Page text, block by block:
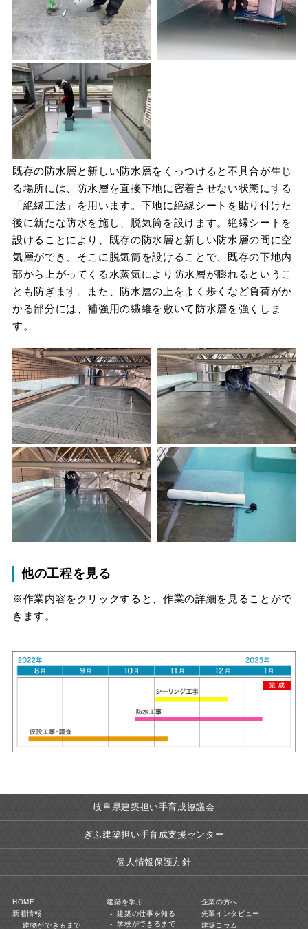
既存の防水層と新しい防水層をくっつけると不具合が生じ
る場所には、防水層を直接下地に密着させない状態にする
「絶縁工法」を用います。下地に絶縁シートを貼り付けた
後に新たな防水を施し、脱気筒を設けます。絶縁シートを
設けることにより、既存の防水層と新しい防水層の間に空
気層ができ、そこに脱気筒を設けることで、既存の下地内
部から上がってくる水蒸気により防水層が膨れるというこ
とも防ぎます。また、防水層の上をよく歩くなど負荷がか
かる部分には、補強用の繊維を敷いて防水層を強くしま
す。
他の工程を見る
※作業内容をクリックすると、作業の詳細を見ることがで
きます。
岐阜県建築担い手育成協議会
ぎふ建築担い手育成支援センター
個人情報保護方針
HOME
新着情報
建物ができるまで
建築を学ぶ
建築の仕事を知る
学校ができるまで
企業の方へ
先輩インタビュー
建築コラム